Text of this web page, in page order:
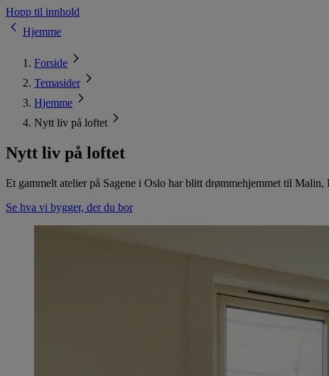
Hopp til innhold
Hjemme
Forside
Temasider
Hjemme
Nytt liv på loftet
Nytt liv på loftet
Et gammelt atelier på Sagene i Oslo har blitt drømmehjemmet til Malin,
Se hva vi bygger, der du bor